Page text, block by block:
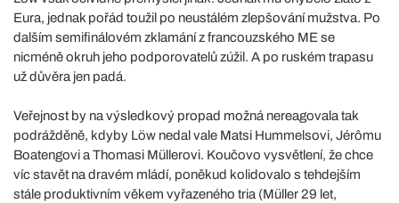
Eura, jednak pořád toužil po neustálém zlepšování mužstva. Po
dalším semifinálovém zklamání z francouzského ME se
nicméně okruh jeho podporovatelů zúžil. A po ruském trapasu
už důvěra jen padá.
Veřejnost by na výsledkový propad možná nereagovala tak
podrážděně, kdyby Löw nedal vale Matsi Hummelsovi, Jérômu
Boatengovi a Thomasi Müllerovi. Koučovo vysvětlení, že chce
víc stavět na dravém mládí, poněkud kolidovalo s tehdejším
stále produktivním věkem vyřazeného tria (Müller 29 let,